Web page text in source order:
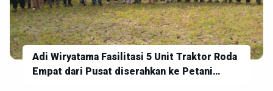
Adi Wiryatama Fasilitasi 5 Unit Traktor Roda
Empat dari Pusat diserahkan ke Petani